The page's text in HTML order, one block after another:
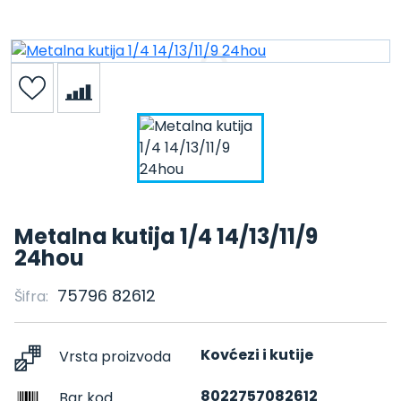
Metalna kutija 1/4 14/13/11/9
24hou
Šifra: 75796 82612
Vrsta proizvoda Kovćezi i kutije
8022757082612